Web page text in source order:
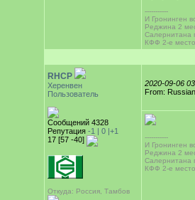
-----------
И Гронинген
Реджина 2
Салернитана
КФФ 2-е
RHCP
Херенвен
Пользователь
Сообщений 4328
Репутация -1 | 0 |+1
17 [57 -40]
Откуда: Россия, Тамбов
2020-09-06
From:
-----------
И Гронинген
Реджина 2
Салернитана
КФФ 2-е